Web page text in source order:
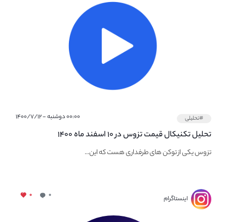
#تحلیلی ۰۰:۰۰ دوشنبه - ۱۴۰۰/۷/۱۲
تحلیل تکنیکال قیمت تزوس در ۱۰ اسفند ماه ۱۴۰۰
تزوس یکی از توکن های طرفداری هست که این...
اینستاگرام ۰ ۰